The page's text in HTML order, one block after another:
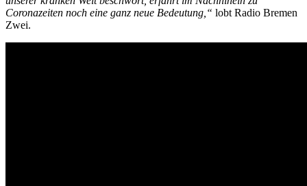
Coronazeiten noch eine ganz neue Bedeutung,“ lobt Radio Bremen
Zwei.